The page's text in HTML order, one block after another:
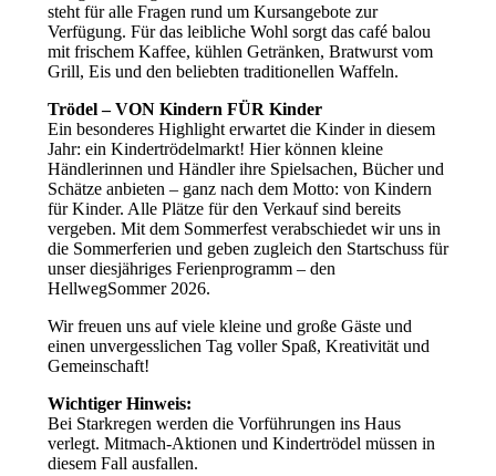
steht für alle Fragen rund um Kursangebote zur
Verfügung. Für das leibliche Wohl sorgt das café balou
mit frischem Kaffee, kühlen Getränken, Bratwurst vom
Grill, Eis und den beliebten traditionellen Waffeln.
Trödel – VON Kindern FÜR Kinder
Ein besonderes Highlight erwartet die Kinder in diesem
Jahr: ein Kindertrödelmarkt! Hier können kleine
Händlerinnen und Händler ihre Spielsachen, Bücher und
Schätze anbieten – ganz nach dem Motto: von Kindern
für Kinder. Alle Plätze für den Verkauf sind bereits
vergeben. Mit dem Sommerfest verabschiedet wir uns in
die Sommerferien und geben zugleich den Startschuss für
unser diesjähriges Ferienprogramm – den
HellwegSommer 2026.
Wir freuen uns auf viele kleine und große Gäste und
einen unvergesslichen Tag voller Spaß, Kreativität und
Gemeinschaft!
Wichtiger Hinweis:
Bei Starkregen werden die Vorführungen ins Haus
verlegt. Mitmach-Aktionen und Kindertrödel müssen in
diesem Fall ausfallen.